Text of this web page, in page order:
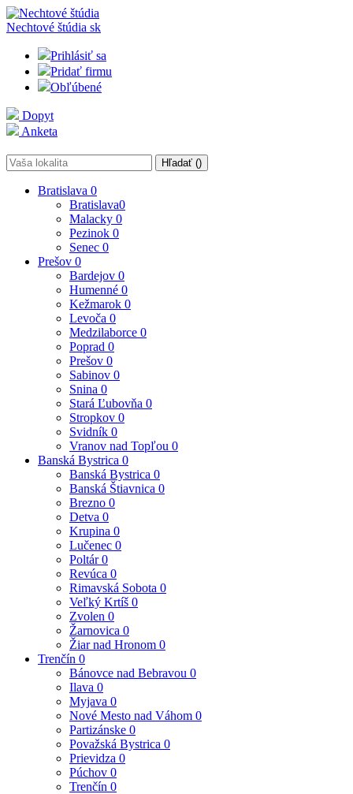
Nechtové štúdia sk
Prihlásiť sa
Pridať firmu
Obľúbené
Dopyt
Anketa
Hľadať ()
Bratislava 0
Bratislava0
Malacky 0
Pezinok 0
Senec 0
Prešov 0
Bardejov 0
Humenné 0
Kežmarok 0
Levoča 0
Medzilaborce 0
Poprad 0
Prešov 0
Sabinov 0
Snina 0
Stará Ľubovňa 0
Stropkov 0
Svidník 0
Vranov nad Topľou 0
Banská Bystrica 0
Banská Bystrica 0
Banská Štiavnica 0
Brezno 0
Detva 0
Krupina 0
Lučenec 0
Poltár0
Revúca 0
Rimavská Sobota 0
Veľký Krtíš 0
Zvolen 0
Žarnovica 0
Žiar nad Hronom 0
Trenčín 0
Bánovce nad Bebravou 0
Ilava 0
Myjava 0
Nové Mesto nad Váhom 0
Partizánske 0
Považská Bystrica 0
Prievidza 0
Púchov 0
Trenčín 0